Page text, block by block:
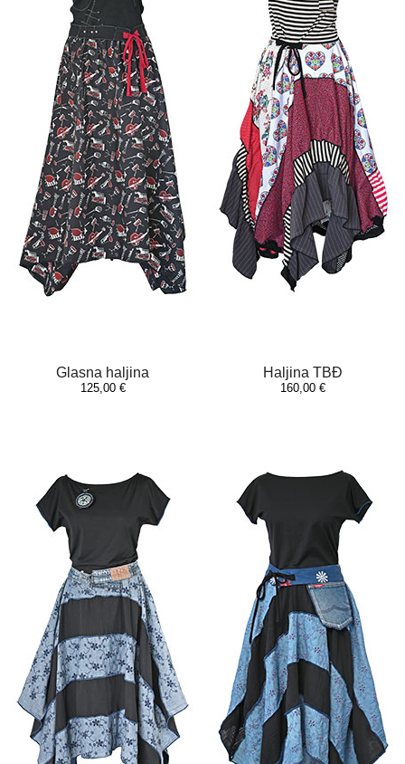
Glasna haljina
125,00 €
Haljina TBĐ
160,00 €